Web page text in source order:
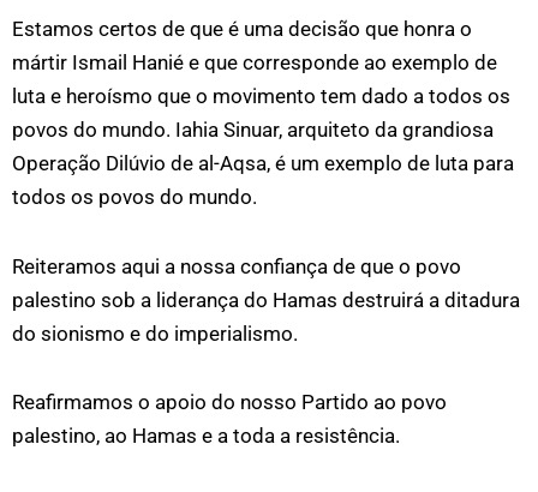
Estamos certos de que é uma decisão que honra o
mártir Ismail Hanié e que corresponde ao exemplo de
luta e heroísmo que o movimento tem dado a todos os
povos do mundo. Iahia Sinuar, arquiteto da grandiosa
Operação Dilúvio de al-Aqsa, é um exemplo de luta para
todos os povos do mundo.
Reiteramos aqui a nossa confiança de que o povo
palestino sob a liderança do Hamas destruirá a ditadura
do sionismo e do imperialismo.
Reafirmamos o apoio do nosso Partido ao povo
palestino, ao Hamas e a toda a resistência.